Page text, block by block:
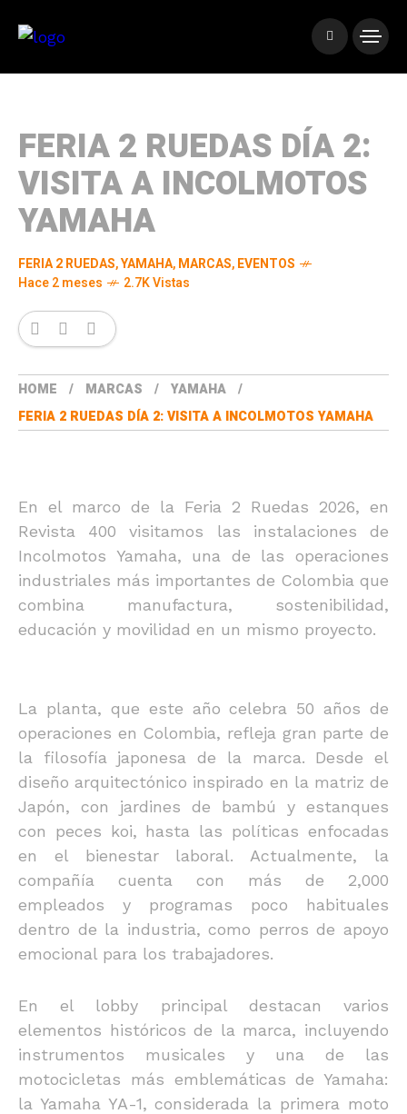
FERIA 2 RUEDAS DÍA 2:
VISITA A INCOLMOTOS
YAMAHA
FERIA 2 RUEDAS,YAMAHA,MARCAS,EVENTOS
Hace 2 meses
2.7K Vistas
HOME MARCAS
YAMAHA
FERIA 2 RUEDAS DÍA 2: VISITA A INCOLMOTOS YAMAHA
En el marco de la Feria 2 Ruedas 2026, en
Revista 400 visitamos las instalaciones de
Incolmotos Yamaha, una de las operaciones
industriales más importantes de Colombia que
combina manufactura, sostenibilidad,
educación y movilidad en un mismo proyecto.
La planta, que este año celebra 50 años de
operaciones en Colombia, refleja gran parte de
la filosofía japonesa de la marca. Desde el
diseño arquitectónico inspirado en la matriz de
Japón, con jardines de bambú y estanques
con peces koi, hasta las políticas enfocadas
en el bienestar laboral. Actualmente, la
compañía cuenta con más de 2,000
empleados y programas poco habituales
dentro de la industria, como perros de apoyo
emocional para los trabajadores.
En el lobby principal destacan varios
elementos históricos de la marca, incluyendo
instrumentos musicales y una de las
motocicletas más emblemáticas de Yamaha:
la Yamaha YA-1, considerada la primera moto